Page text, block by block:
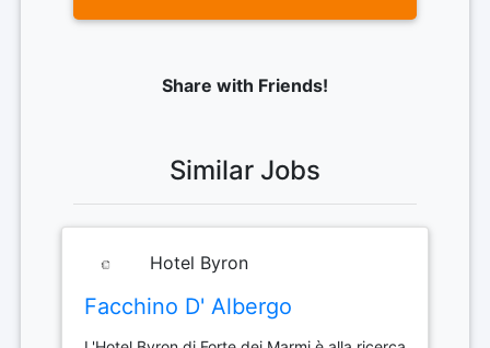
Share with Friends!
Similar Jobs
Hotel Byron
Facchino D' Albergo